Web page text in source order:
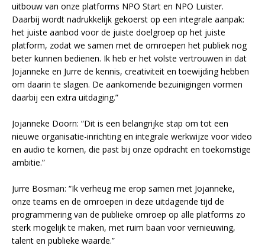
uitbouw van onze platforms NPO Start en NPO Luister.
Daarbij wordt nadrukkelijk gekoerst op een integrale aanpak:
het juiste aanbod voor de juiste doelgroep op het juiste
platform, zodat we samen met de omroepen het publiek nog
beter kunnen bedienen. Ik heb er het volste vertrouwen in dat
Jojanneke en Jurre de kennis, creativiteit en toewijding hebben
om daarin te slagen. De aankomende bezuinigingen vormen
daarbij een extra uitdaging.”
Jojanneke Doorn: “Dit is een belangrijke stap om tot een
nieuwe organisatie-inrichting en integrale werkwijze voor video
en audio te komen, die past bij onze opdracht en toekomstige
ambitie.”
Jurre Bosman: “Ik verheug me erop samen met Jojanneke,
onze teams en de omroepen in deze uitdagende tijd de
programmering van de publieke omroep op alle platforms zo
sterk mogelijk te maken, met ruim baan voor vernieuwing,
talent en publieke waarde.”